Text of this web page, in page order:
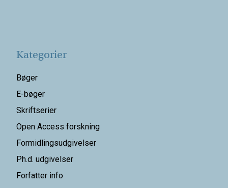
Kategorier
Bøger
E-bøger
Skriftserier
Open Access forskning
Formidlingsudgivelser
Ph.d. udgivelser
Forfatter info